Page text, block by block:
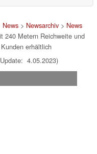
News> Newsarchiv> News
240 Metern Reichweite und
erhältlich
4.05.2023)